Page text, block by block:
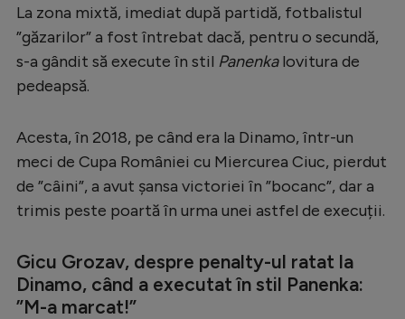
Ligue 1
Campionate
Stranieri
Clasamente
Tenis
La zona mixtă, imediat după partidă, fotbalistul
”găzarilor” a fost întrebat dacă, pentru o secundă,
s-a gândit să execute în stil Panenkalovitura de
pedeapsă.
Acesta, în 2018, pe când era la Dinamo, într-un
meci de Cupa României cu Miercurea Ciuc, pierdut
de ”câini”, a avut șansa victoriei în ”bocanc”, dar a
trimis peste poartă în urma unei astfel de execuții.
Gicu Grozav, despre penalty-ul ratat la
Dinamo, când a executat în stil Panenka:
”M-a marcat!”